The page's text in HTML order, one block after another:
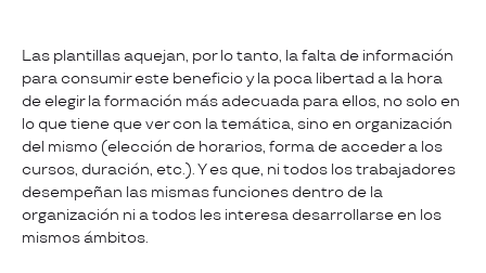
Las plantillas aquejan, por lo tanto, la falta de información
para consumir este beneficio y la poca libertad a la hora
de elegir la formación más adecuada para ellos, no solo en
lo que tiene que ver con la temática, sino en organización
del mismo (elección de horarios, forma de acceder a los
cursos, duración, etc.). Y es que, ni todos los trabajadores
desempeñan las mismas funciones dentro de la
organización ni a todos les interesa desarrollarse en los
mismos ámbitos.